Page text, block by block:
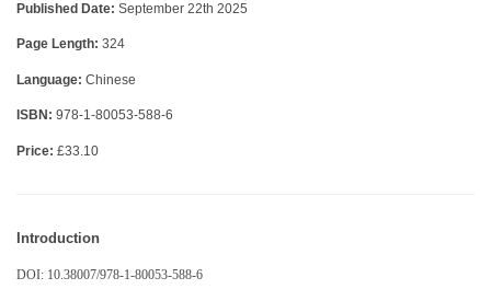
Published Date: September 22th 2025
Page Length: 324
Language: Chinese
ISBN: 978-1-80053-588-6
Price: £33.10
Introduction
DOI: 10.38007/978-1-80053-588-6